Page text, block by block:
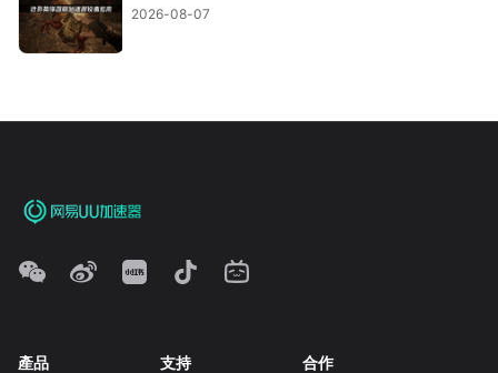
2026-08-07
產品 支持 合作